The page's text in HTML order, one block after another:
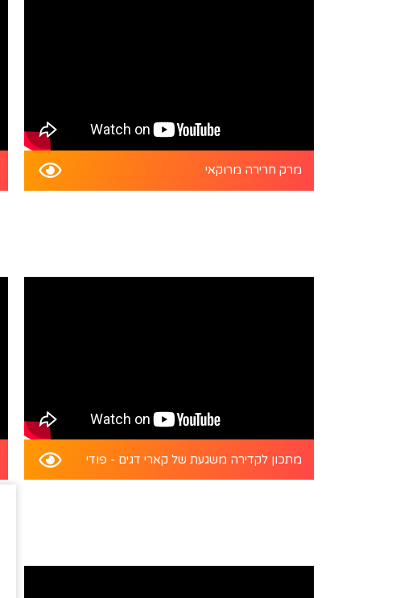
מרק חרירה מרוקאי
מתכון לקדירה משגעת של קארי דגים - פודי